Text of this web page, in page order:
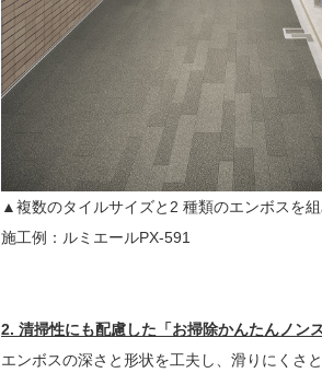
▲複数のタイルサイズと2 種類のエンボスを
施工例：ルミエールPX-591
2. 清掃性にも配慮した「お掃除かんたんノン
エンボスの深さと形状を工夫し、滑りにくさ